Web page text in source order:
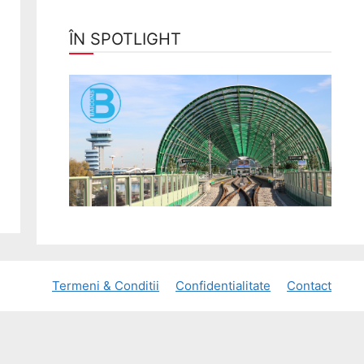
ÎN SPOTLIGHT
Termeni & Conditii Confidentialitate Contact